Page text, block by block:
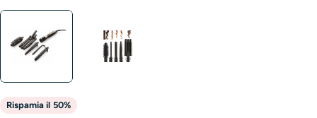
Rispamia il 50%